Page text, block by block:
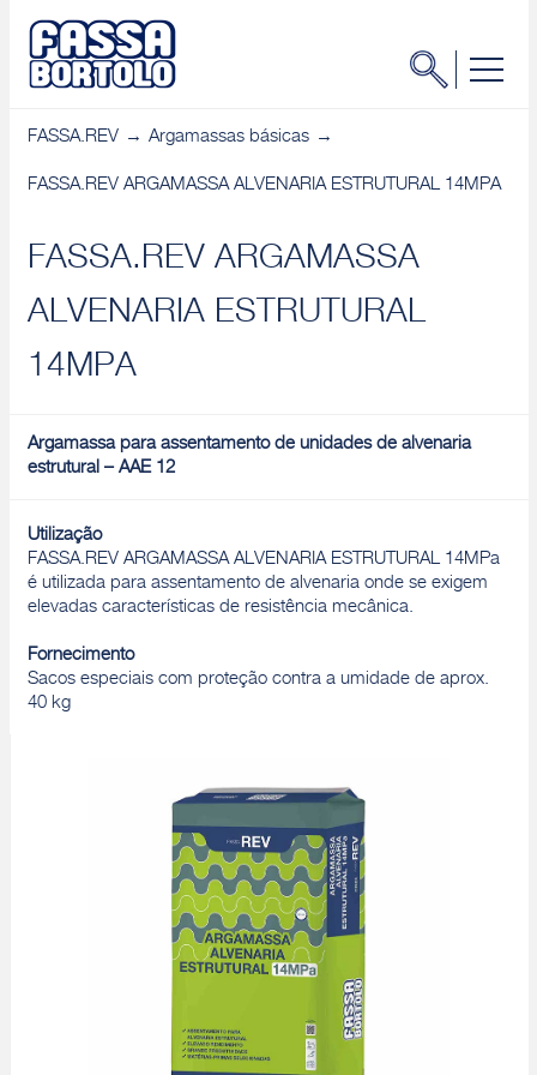
FASSA.REV Argamassas básicas
FASSA.REV ARGAMASSA ALVENARIA ESTRUTURAL 14MPA
FASSA.REV ARGAMASSA
ALVENARIA ESTRUTURAL
14MPA
Argamassa para assentamento de unidades de alvenaria
estrutural – AAE 12
Utilização
FASSA.REV ARGAMASSA ALVENARIA ESTRUTURAL 14MPa
é utilizada para assentamento de alvenaria onde se exigem
elevadas características de resistência mecânica.
Fornecimento
Sacos especiais com proteção contra a umidade de aprox.
40 kg